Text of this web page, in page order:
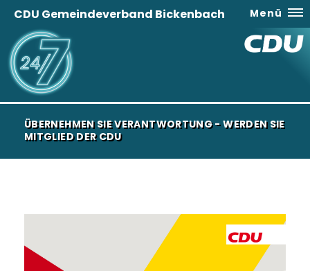
CDU Gemeindeverband Bickenbach Menü
ÜBERNEHMEN SIE VERANTWORTUNG - WERDEN SIE
MITGLIED DER CDU